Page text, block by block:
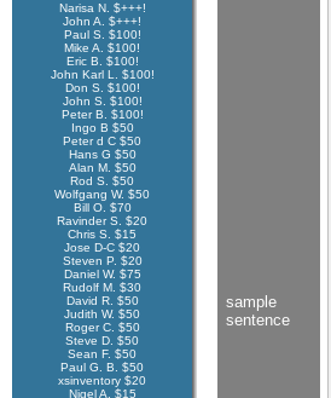
Narisa N. $+++!
John A. $+++!
Paul S. $100!
Mike A. $100!
Eric B. $100!
John Karl L. $100!
Don S. $100!
John S. $100!
Peter B. $100!
Ingo B $50
Peter d C $50
Hans G $50
Alan M. $50
Rod S. $50
Wolfgang W. $50
Bill O. $70
Ravinder S. $20
Chris S. $15
Jose D-C $20
Steven P. $20
Daniel W. $75
Rudolf M. $30
David R. $50
Judith W. $50
Roger C. $50
Steve D. $50
Sean F. $50
Paul G. B. $50
xsinventory $20
Nigel A. $15
sample
sentence